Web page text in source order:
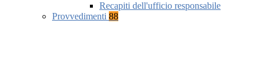
Recapiti dell'ufficio responsabile
Provvedimenti 88